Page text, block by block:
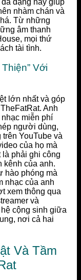
nhàm chán và
Từ những
âm thanh
mọi thứ
tài tình.
Với
lớn nhất và góp
Anh
miễn phí
người dùng,
YouTube và
của họ mà
là phải ghi công
kênh của anh.
hào phóng mà
nhạc của anh
xem thông qua
và
cộng sinh giữa
nơi cả hai
Và Tầm